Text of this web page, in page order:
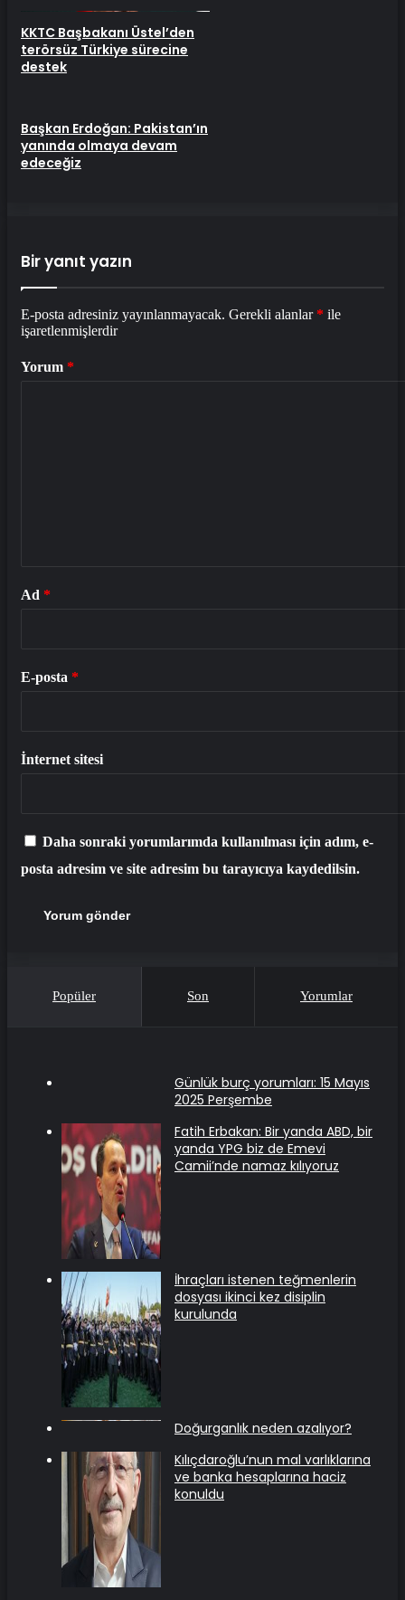
KKTC Başbakanı Üstel’den
terörsüz Türkiye sürecine
destek
Başkan Erdoğan: Pakistan’ın
yanında olmaya devam
edeceğiz
Bir yanıt yazın
E-posta adresiniz yayınlanmayacak. Gerekli alanlar * ile
işaretlenmişlerdir
Yorum *
Ad *
E-posta *
İnternet sitesi
Daha sonraki yorumlarımda kullanılması için adım, e-
posta adresim ve site adresim bu tarayıcıya kaydedilsin.
Popüler Son Yorumlar
Günlük burç yorumları: 15 Mayıs
2025 Perşembe
Fatih Erbakan: Bir yanda ABD, bir
yanda YPG biz de Emevi
Camii’nde namaz kılıyoruz
İhraçları istenen teğmenlerin
dosyası ikinci kez disiplin
kurulunda
Doğurganlık neden azalıyor?
Kılıçdaroğlu’nun mal varlıklarına
ve banka hesaplarına haciz
konuldu